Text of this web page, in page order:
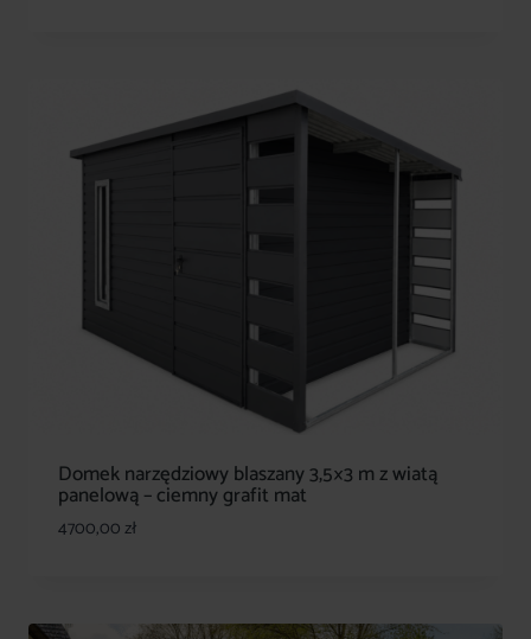
Domek narzędziowy blaszany 3,5×3 m z wiatą
panelową – ciemny grafit mat
4700,00zł